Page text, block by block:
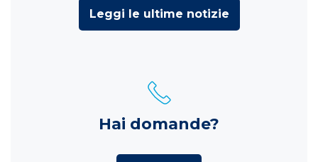
Leggi le ultime notizie
Hai domande?